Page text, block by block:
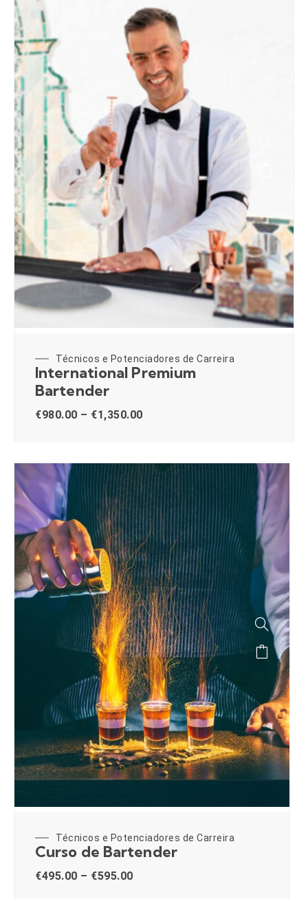
Técnicos e Potenciadores de Carreira
International Premium
Bartender
€980.00 – €1,350.00
Técnicos e Potenciadores de Carreira
Curso de Bartender
€495.00 – €595.00